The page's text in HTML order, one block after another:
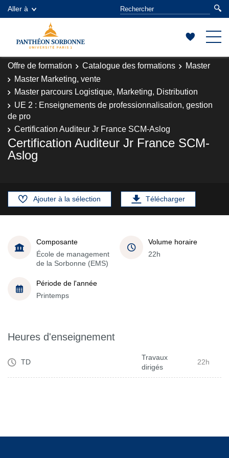
Aller à
Offre de formation Catalogue des formations
Master
Master Marketing, vente
Master parcours Logistique, Marketing, Distribution
UE 2 : Enseignements de professionnalisation, gestion
de pro
Certification Auditeur Jr France SCM-Aslog
Certification Auditeur Jr France SCM-
Aslog
Ajouter à la sélection Télécharger
Composante
École de management
de la Sorbonne (EMS)
Volume horaire
22h
Période de l'année
Printemps
Heures d'enseignement
TD
Travaux
dirigés
22h